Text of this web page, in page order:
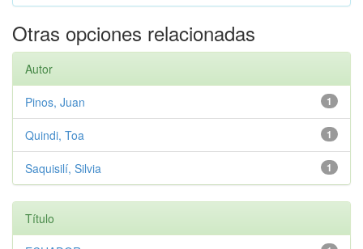
Otras opciones relacionadas
Autor
1
Pinos, Juan
1
Quindi, Toa
1
Saquisilí, Silvia
Título